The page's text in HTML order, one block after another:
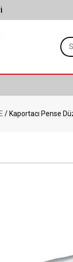
/ Kaportacı Pense